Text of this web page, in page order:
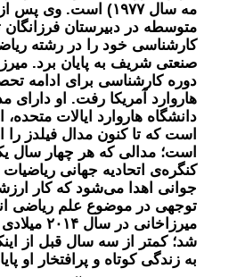
مه سال ۱۹۷۷) است. وی
متوسطه در دبیرستان فرزانگان
کارشناسی خود را در رشته
صنعتی شریف به پایان برد.
دوره کارشناسی برای ادامه
هاروارد آمریکا رفت. او دارای
دانشگاه هاروارد ایالات متحده،
است که تا کنون مدال فیلدز را
است؛ مدالی که هر چهار سال
کنگره‌ی اتحادیه جهانی ریاضیات
جوانی اهدا می‌شود که کار
توجهی در موضوع علم ریاضی
میرزاخانی در
شد؛ کمتر از سه سال قبل از
به زندگی کوتاه و پرافتخار او